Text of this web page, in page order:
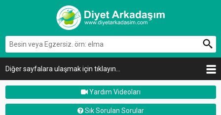
Diğer sayfalara ulaşmak için tıklayın...
Yardım Videoları
Sık Sorulan Sorular